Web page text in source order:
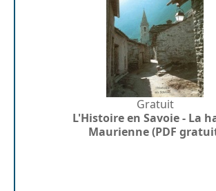
Gratuit
L'Histoire en Savoie - La
Maurienne (PDF